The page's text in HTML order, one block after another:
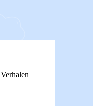
Verhalen